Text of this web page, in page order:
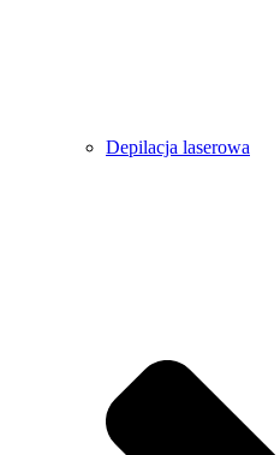
Depilacja laserowa